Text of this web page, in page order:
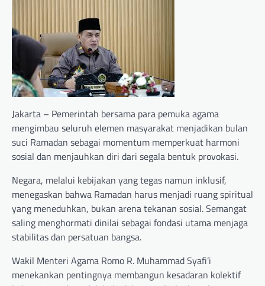
Jakarta – Pemerintah bersama para pemuka agama
mengimbau seluruh elemen masyarakat menjadikan bulan
suci Ramadan sebagai momentum memperkuat harmoni
sosial dan menjauhkan diri dari segala bentuk provokasi.
Negara, melalui kebijakan yang tegas namun inklusif,
menegaskan bahwa Ramadan harus menjadi ruang spiritual
yang meneduhkan, bukan arena tekanan sosial. Semangat
saling menghormati dinilai sebagai fondasi utama menjaga
stabilitas dan persatuan bangsa.
Wakil Menteri Agama Romo R. Muhammad Syafi’i
menekankan pentingnya membangun kesadaran kolektif